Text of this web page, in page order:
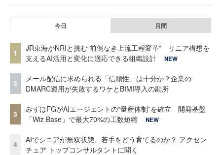
今日 月間
1
JR東海がNRIと挑む“前例なき上流工程変革” リニア構想を
支えるAI活用と変化に適応できる組織設計
NEW
2
メール配信に求められる「信頼性」は十分か？企業の
DMARC運用が失敗するワケとBIMI導入の勘所
3
みずほFGがAIエージェントの“量産体制”を確立 開発基盤
「Wiz Base」で最大70%の工数短縮
NEW
4
AIでシニアが無双状態、若手をどう育てるのか？ アクセン
チュア トップコンサルタントに聞く